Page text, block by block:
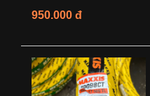
950.000 đ